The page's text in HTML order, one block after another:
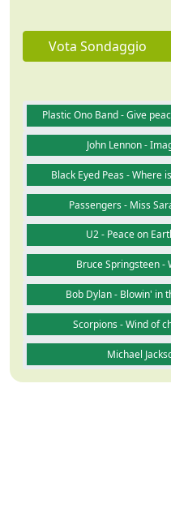
Vota Sondaggio
Plastic Ono Band - Give
John Lennon -
Black Eyed Peas - Where
Passengers - Miss
U2 - Peace on
Bruce Springsteen -
Bob Dylan - Blowin' in
Scorpions - Wind of
Michael